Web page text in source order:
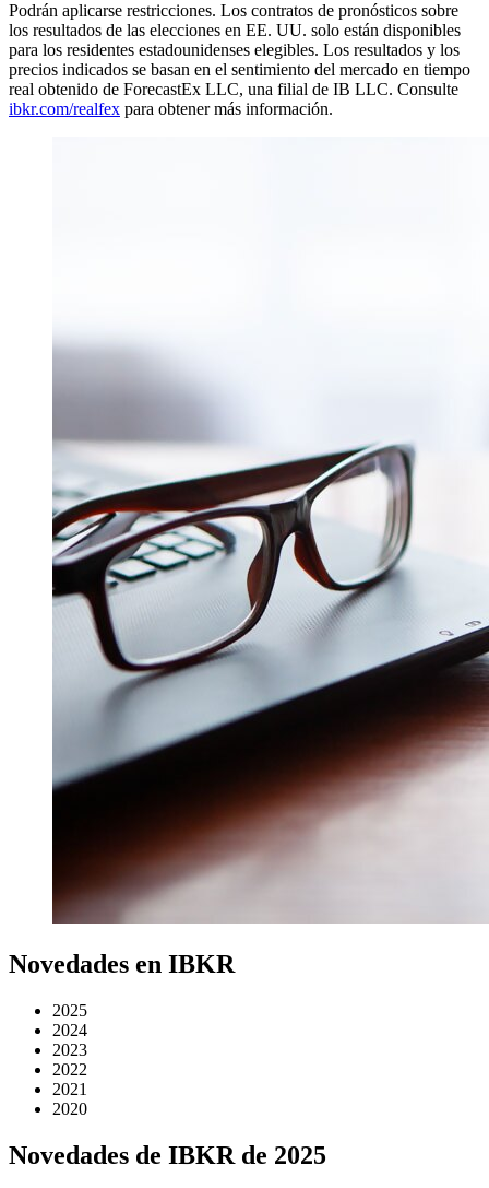
Podrán aplicarse restricciones. Los contratos de pronósticos sobre
los resultados de las elecciones en EE. UU. solo están disponibles
para los residentes estadounidenses elegibles. Los resultados y los
precios indicados se basan en el sentimiento del mercado en tiempo
real obtenido de ForecastEx LLC, una filial de IB LLC. Consulte
ibkr.com/realfex para obtener más información.
Novedades en IBKR
2025
2024
2023
2022
2021
2020
Novedades de IBKR de 2025